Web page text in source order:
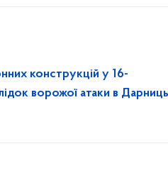
конструкцій у 16-
ворожої атаки в